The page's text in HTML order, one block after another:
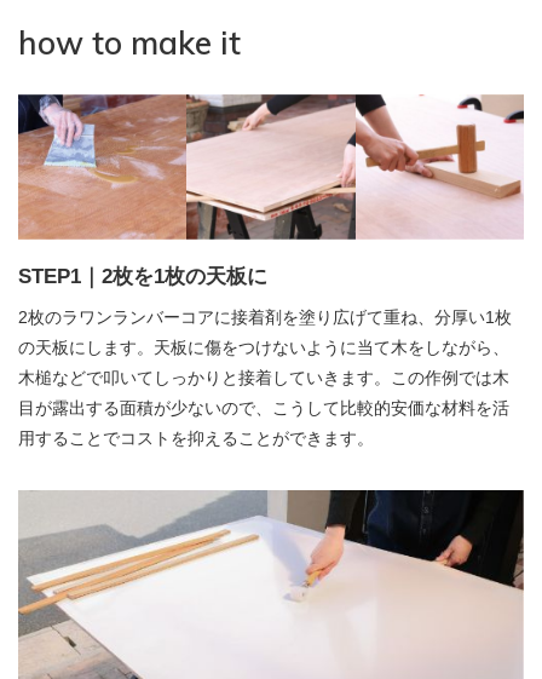
how to make it
STEP1｜2枚を1枚の天板に
2枚のラワンランバーコアに接着剤を塗り広げて重ね、分厚い1枚
の天板にします。天板に傷をつけないように当て木をしながら、
木槌などで叩いてしっかりと接着していきます。この作例では木
目が露出する面積が少ないので、こうして比較的安価な材料を活
用することでコストを抑えることができます。